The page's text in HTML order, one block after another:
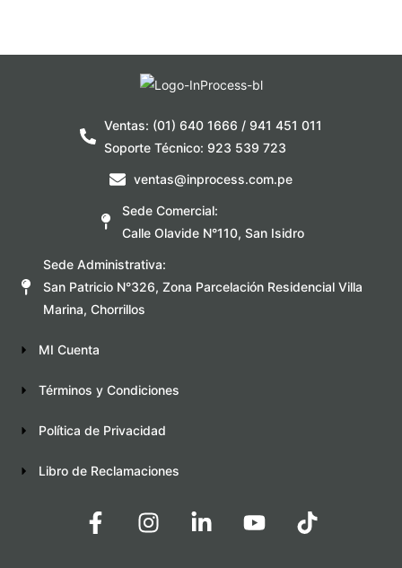
Ventas: (01) 640 1666 / 941 451 011
Soporte Técnico: 923 539 723
ventas@inprocess.com.pe
Sede Comercial:
Calle Olavide N°110, San Isidro
Sede Administrativa:
San Patricio N°326, Zona Parcelación Residencial Villa
Marina, Chorrillos
MI Cuenta
Términos y Condiciones
Política de Privacidad
Libro de Reclamaciones